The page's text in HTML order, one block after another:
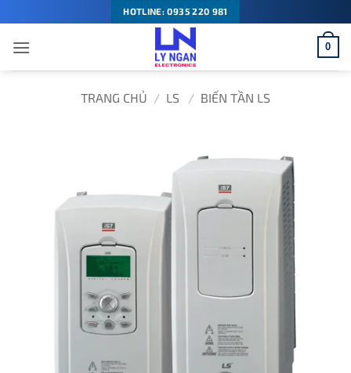
qua
nội
dung
HOTLINE: 0935 220 981
0
TRANG CHỦ / LS / BIẾN TẦN LS